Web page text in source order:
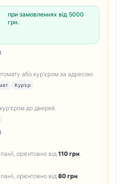
при замовленнях від 5000
грн.
або кур'єром за адресою.
Кур'єр
до дверей.
орієнтовно від 110 грн
орієнтовно від 80 грн